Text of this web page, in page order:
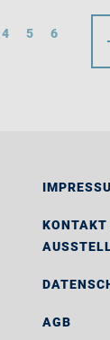
4 5 6
KONTAKT
AGB